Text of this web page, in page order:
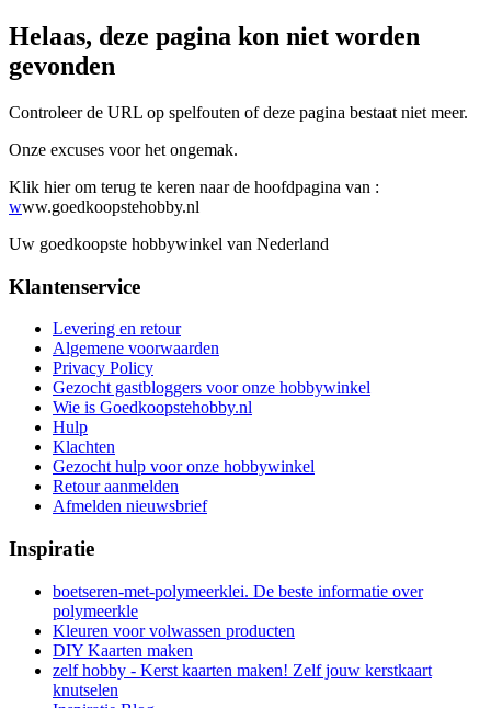
Helaas, deze pagina kon niet worden
gevonden
Controleer de URL op spelfouten of deze pagina bestaat niet meer.
Onze excuses voor het ongemak.
Klik hier om terug te keren naar de hoofdpagina van :
www.goedkoopstehobby.nl
Uw goedkoopste hobbywinkel van Nederland
Klantenservice
Levering en retour
Algemene voorwaarden
Privacy Policy
Gezocht gastbloggers voor onze hobbywinkel
Wie is Goedkoopstehobby.nl
Hulp
Klachten
Gezocht hulp voor onze hobbywinkel
Retour aanmelden
Afmelden nieuwsbrief
Inspiratie
boetseren-met-polymeerklei. De beste informatie over
polymeerkle
Kleuren voor volwassen producten
DIY Kaarten maken
zelf hobby - Kerst kaarten maken! Zelf jouw kerstkaart
knutselen